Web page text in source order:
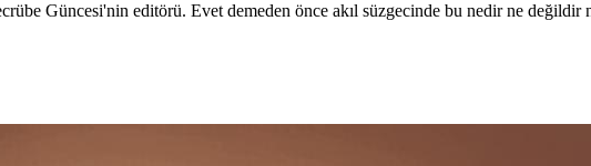
Güncesi'nin editörü. Evet demeden önce akıl süzgecinde bu nedir ne